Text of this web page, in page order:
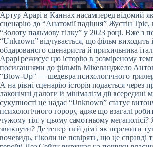
Артур Арарі в Каннах насамперед відомий
сценарію до “Анатомії падіння” Жустін
“Золоту пальмову гілку” у 2023 році. Вже з
“Unknown” відчувається, що фільм виходить
обдарованого сценариста й прихильника
Арарі режисує цю історію в розміреному
посиланнями до фільмів Мікеланджело
“Blow-Up” — шедевра психологічного
А на рівні сценарію історія подається через
лаконічні діалоги й мінімалізм дії всередині
сукупності це надає “Unknown” статус
психологічного горору, адже що взагалі
чужому тілі у цьому самотньому мегаполісі?
звикнути? Де тепер твій дім і як пережити
вочевидь, ніколи не повірять, що це справді